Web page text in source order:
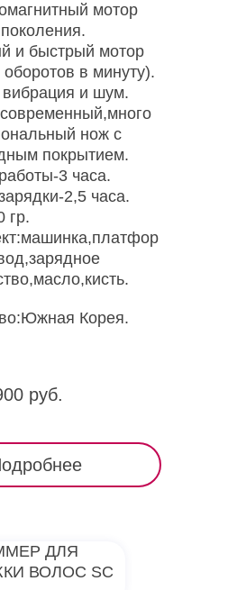
мотор
и быстрый мотор
в минуту).
вибрация и шум.
нож с
покрытием.
3 часа.
2,5 часа.
гр.
Корея.
руб.